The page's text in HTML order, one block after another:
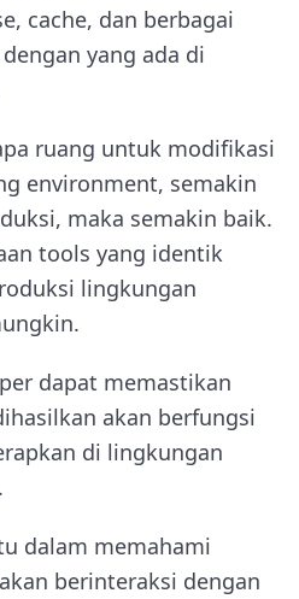
cache, dan berbagai
yang ada di
ruang untuk modifikasi
environment, semakin
maka semakin baik.
tools yang identik
lingkungan
dapat memastikan
akan berfungsi
di lingkungan
dalam memahami
berinteraksi dengan